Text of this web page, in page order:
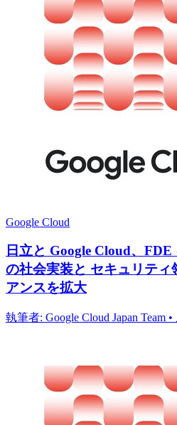
Google Cloud
日立と Google Cloud、
の社会実装と セキュリティ
アンスを拡大
執筆者: Google Cloud Japan Team